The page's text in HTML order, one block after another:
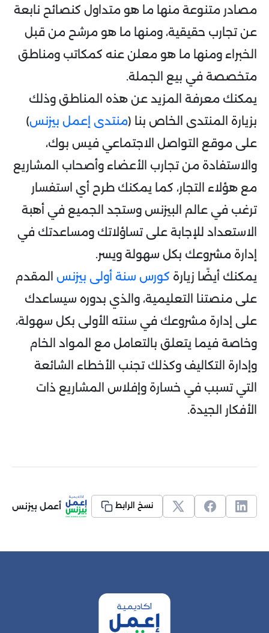
مصادر متنوعة منها ما هو متداول كنصائح نابعة
عن تجارب حقيقية، ومنها ما هو مرشح من قبل
الخبراء ومنها ما هو معلن عنه كمكاتب ومناطق
متخصصة في بيع الجملة.
يمكنك معرفة المزيد عن هذه المناطق وذلك
بزيارة المنتدى الخاص بنا (منتدى إعمل بيزنس)
على موقع التواصل الاجتماعي فيس بوك،
والاستفادة من تجارب الأعضاء وأصحاب المشاريع
مع هؤلاء التجار، كما يمكنك طرح أي استفسار
ترغب في عالم البيزنس وستجد الجميع في أهبة
الاستعداد للإجابة على تساؤلاتك ومساعدتك في
إدارة مشروعك بكل سهولة ويسر.
يمكنك أيضًا زيارة كورس سنة أولى بيزنس المقدم
على منصتنا التعليمية، والذي بدوره سيساعدك
على إدارة مشروعك في سنته الأولى بكل سهولة،
وخاصة فيما يتعلق بالتعامل مع المواد الخام
وإدارة التكاليف وكذلك تجنب الأخطاء الشائعة
التي تسبب في خسارة وإفلاس المشاريع ذات
الأفكار الجيدة.
نسخ الرابط أعمل بيزنس